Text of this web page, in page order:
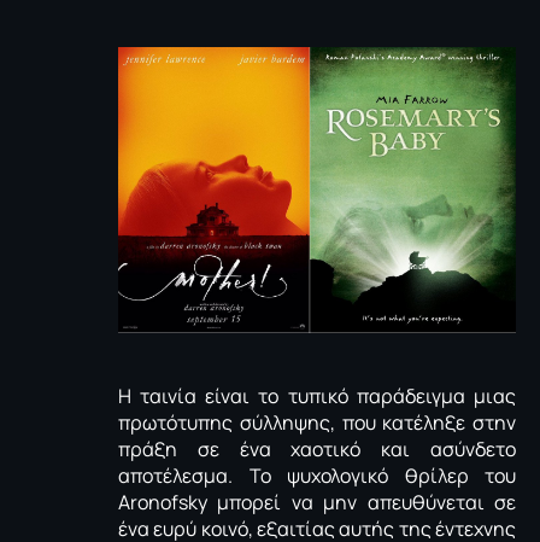
Η ταινία είναι το τυπικό παράδειγμα μιας
πρωτότυπης σύλληψης, που κατέληξε στην
πράξη σε ένα χαοτικό και ασύνδετο
αποτέλεσμα. Το ψυχολογικό θρίλερ του
Aronofsky μπορεί να μην απευθύνεται σε
ένα ευρύ κοινό, εξαιτίας αυτής της έντεχνης